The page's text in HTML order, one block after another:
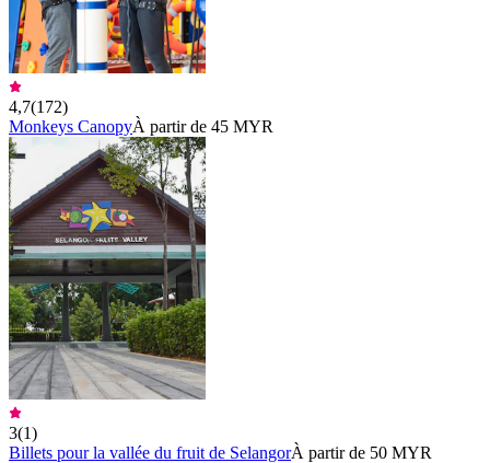
4,7(172)
Monkeys CanopyÀ partir de 45 MYR
3(1)
Billets pour la vallée du fruit de SelangorÀ partir de 50 MYR